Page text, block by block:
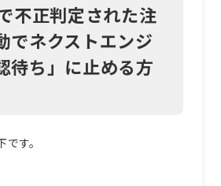
不正判定された注
でネクストエンジ
待ち」に止める方
す。